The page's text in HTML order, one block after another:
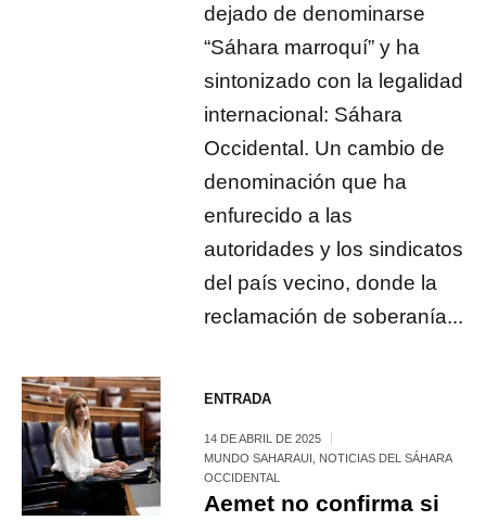
dejado de denominarse
“Sáhara marroquí” y ha
sintonizado con la legalidad
internacional: Sáhara
Occidental. Un cambio de
denominación que ha
enfurecido a las
autoridades y los sindicatos
del país vecino, donde la
reclamación de soberanía...
ENTRADA
14 DE ABRIL DE 2025
MUNDO SAHARAUI
NOTICIAS DEL SÁHARA
OCCIDENTAL
Aemet no confirma si